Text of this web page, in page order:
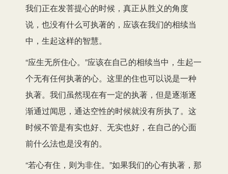
我们正在发菩提心的时候，真正从胜义的角度
说，也没有什么可执著的，应该在我们的相续当
中，生起这样的智慧。
“应生无所住心。”应该在自己的相续当中，生起一
个无有任何执著的心。这里的住也可以说是一种
执著。我们虽然现在有一定的执著，但是逐渐逐
渐通过闻思，通达空性的时候就没有所执了。这
时候不管是有实也好、无实也好，在自己的心面
前什么法也是没有的。
“若心有住，则为非住。”如果我们的心有执著，那